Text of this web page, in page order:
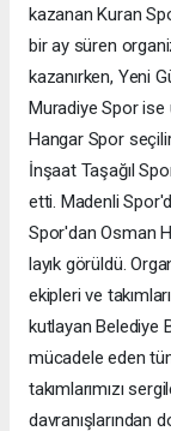
kazanan Kuran
bir ay süren
kazanırken, Yeni
Muradiye Spor ise
Hangar Spor
İnşaat Taşağıl
etti. Madenli
Spor'dan Osman
layık görüldü.
ekipleri ve
kutlayan Belediye
mücadele eden
takımlarımızı
davranışlarından